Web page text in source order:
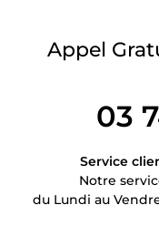
Appel
03
Service
Notre
du Lundi au